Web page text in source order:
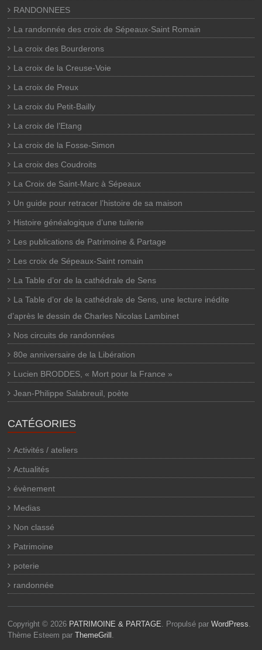
RANDONNEES
La randonnée des croix de Sépeaux-Saint Romain
La croix des Bourderons
La croix de la Creuse-Voie
La croix de Preux
La croix du Petit-Bailly
La croix de l’Etang
La croix de la Fosse-Simon
La croix des Coudroits
La Croix de Saint-Marc à Sépeaux
Un guide pour retracer l’histoire de sa maison
Histoire généalogique d’une tuilerie
Les publications de Patrimoine & Partage
Les croix de Sépeaux-Saint romain
La Table d’or de la cathédrale de Sens
La Table d’or de la cathédrale de Sens, une lecture inédite
d’après le dessin de Charles Nicolas Lambinet
Nos circuits de randonnées
80e anniversaire de la Libération
Lucien BRODDES, « Mort pour la France »
Jean-Philippe Salabreuil, poète
CATÉGORIES
Activités / ateliers
Actualités
évènement
Medias
Non classé
Patrimoine
poterie
randonnée
Copyright © 2026 PATRIMOINE & PARTAGE. Propulsé parWordPress.
Thème Esteem parThemeGrill .